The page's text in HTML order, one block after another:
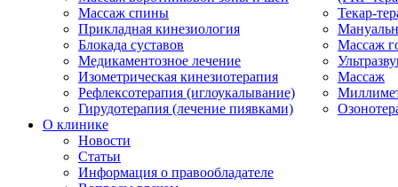
Массаж спины
Прикладная кинезиология
Блокада суставов
Медикаментозное лечение
Изометрическая кинезиотерапия
Рефлексотерапия (иглоукалывание)
Гирудотерапия (лечение пиявками)
Текар-
Массаж
Массаж
О клинике
Новости
Статьи
Информация о правообладателе